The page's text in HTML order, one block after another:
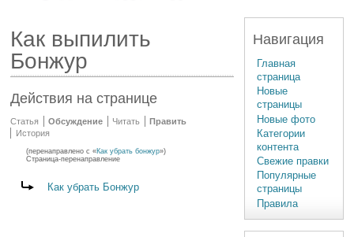
Как выпилить
Бонжур
Действия на странице
Статья Обсуждение Читать
Править
История
(перенаправлено с «Как убрать бонжур»)
Страница-перенаправление
Перенаправление на:
Как убрать Бонжур
Навигация
Главная
страница
Новые
страницы
Новые фото
Категории
контента
Свежие правки
Популярные
страницы
Правила